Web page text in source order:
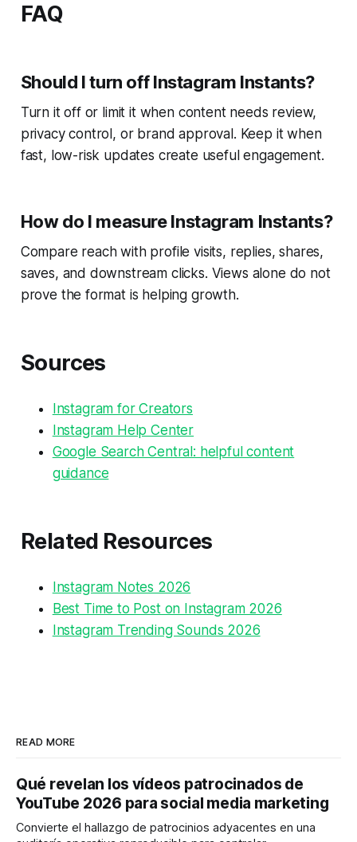
FAQ
Should I turn off Instagram Instants?
Turn it off or limit it when content needs review,
privacy control, or brand approval. Keep it when
fast, low-risk updates create useful engagement.
How do I measure Instagram Instants?
Compare reach with profile visits, replies, shares,
saves, and downstream clicks. Views alone do not
prove the format is helping growth.
Sources
Instagram for Creators
Instagram Help Center
Google Search Central: helpful content
guidance
Related Resources
Instagram Notes 2026
Best Time to Post on Instagram 2026
Instagram Trending Sounds 2026
READ MORE
Qué revelan los vídeos patrocinados de
YouTube 2026 para social media marketing
Convierte el hallazgo de patrocinios adyacentes en una